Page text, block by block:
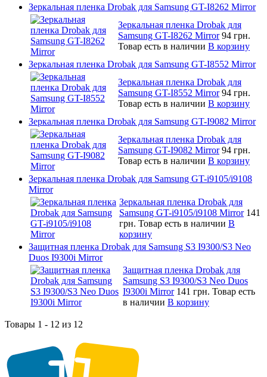
Зеркальная пленка Drobak для Samsung GT-I8262 Mirror
Зеркальная пленка Drobak для
Samsung GT-I8262 Mirror 94 грн.
Товар есть в наличии В корзину
Зеркальная пленка Drobak для Samsung GT-I8552 Mirror
Зеркальная пленка Drobak для
Samsung GT-I8552 Mirror 94 грн.
Товар есть в наличии В корзину
Зеркальная пленка Drobak для Samsung GT-I9082 Mirror
Зеркальная пленка Drobak для
Samsung GT-I9082 Mirror 94 грн.
Товар есть в наличии В корзину
Зеркальная пленка Drobak для Samsung GT-i9105/i9108
Mirror
Зеркальная пленка Drobak для
Samsung GT-i9105/i9108 Mirror 141
грн. Товар есть в наличии В
корзину
Защитная пленка Drobak для Samsung S3 I9300/S3 Neo
Duos I9300i Mirror
Защитная пленка Drobak для
Samsung S3 I9300/S3 Neo Duos
I9300i Mirror 141 грн. Товар есть
в наличии В корзину
Товары 1 - 12 из 12